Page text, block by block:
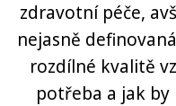
zdravotní péče,
nejasně
rozdílné kvalitě
potřeba a jak